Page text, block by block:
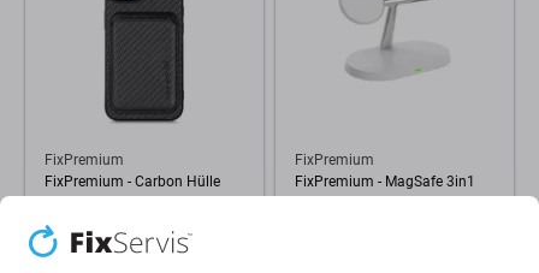
FixPremium
FixPremium - Carbon Hülle
13 und 14, schwarz
FixPremium
FixPremium - MagSafe 3in1